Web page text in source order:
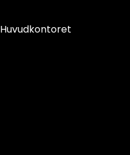
Huvudkontoret